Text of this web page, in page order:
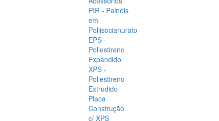
PIR - Painéis
em
Poliisocianurato
EPS -
Poliestireno
Expandido
XPS -
Poliestireno
Extrudido
Placa
Construção
c/ XPS